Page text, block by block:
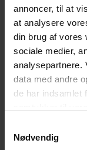
annoncer, til at
at analysere
din brug af vores
sociale medier,
analysepartnere.
data med andre
de har indsamlet
Nødvendig
Vandtæt
den